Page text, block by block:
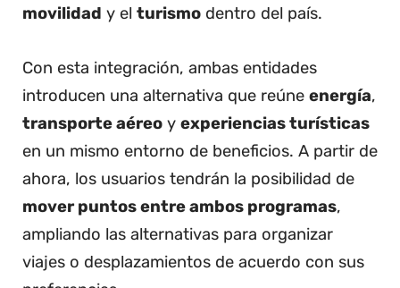
movilidad y el turismo dentro del país.
Con esta integración, ambas entidades
introducen una alternativa que reúne energía,
transporte aéreo y experiencias turísticas
en un mismo entorno de beneficios. A partir de
ahora, los usuarios tendrán la posibilidad de
mover puntos entre ambos programas,
ampliando las alternativas para organizar
viajes o desplazamientos de acuerdo con sus